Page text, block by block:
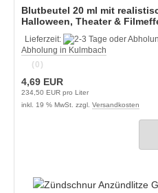
Blutbeutel 20 ml mit
Halloween, Theater &
Lieferzeit:
Abholung in Kulmbach
(0)
4,69 EUR
234,50 EUR pro Liter
inkl. 19 % MwSt. zzgl. Versandkosten